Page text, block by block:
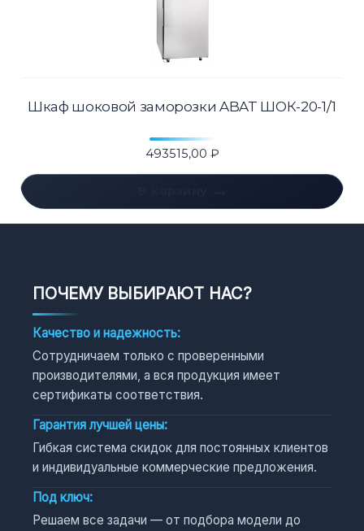
Шкаф шоковой заморозки ABAT ШОК-20-1/1
493515,00 ₽
ПОЧЕМУ ВЫБИРАЮТ НАС?
Качество и надежность:
Сотрудничаем только с проверенными
производителями, а вся продукция имеет
сертификаты соответствия.
Гарантия лучшей цены:
Гибкая система скидок для постоянных клиентов
и индивидуальные коммерческие предложения.
Под ключ:
Решаем все задачи — от подбора модели до